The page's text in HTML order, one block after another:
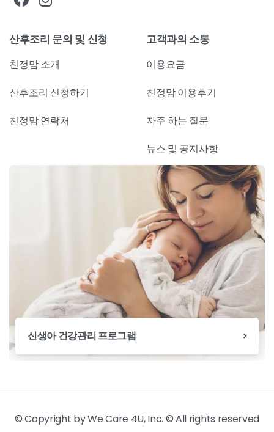
산후조리 문의 및 신청
친정맘 소개
산후조리 신청하기
친정맘 연락처
고객과의 소통
이용요금
친정맘 이용후기
자주 하는 질문
뉴스 및 공지사항
신생아 건강관리 프로그램
© Copyright by We Care 4U, Inc. © All rights reserved